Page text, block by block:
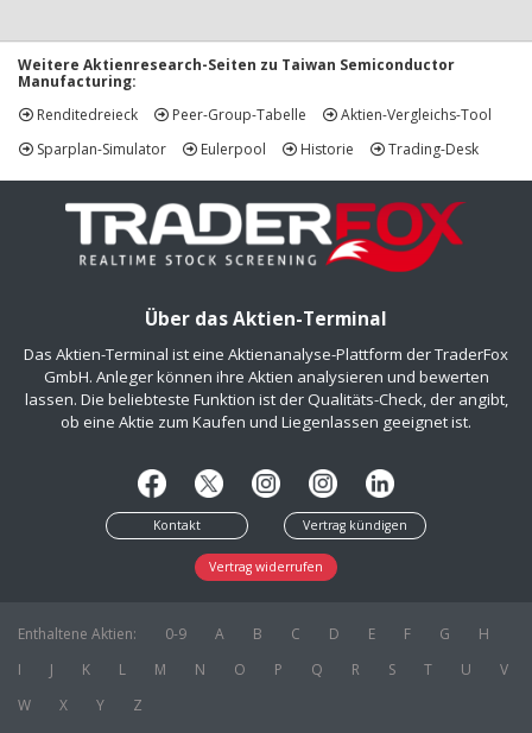
Weitere Aktienresearch-Seiten zu Taiwan Semiconductor
Manufacturing:
Renditedreieck
Peer-Group-Tabelle
Aktien-Vergleichs-Tool
Sparplan-Simulator
Eulerpool Historie Trading-Desk
Über das Aktien-Terminal
Das Aktien-Terminal ist eine Aktienanalyse-Plattform der TraderFox
GmbH. Anleger können ihre Aktien analysieren und bewerten
lassen. Die beliebteste Funktion ist der Qualitäts-Check, der angibt,
ob eine Aktie zum Kaufen und Liegenlassen geeignet ist.
Kontakt Vertrag kündigen
Vertrag widerrufen
Enthaltene Aktien: 0-9 A B C D E F G
H
I
J K L M N O P Q R S T U
V
W
X Y Z